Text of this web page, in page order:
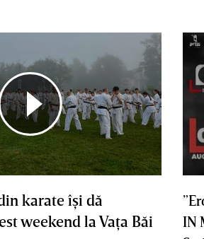
karate îşi dă
weekend la Vaţa Băi
IN